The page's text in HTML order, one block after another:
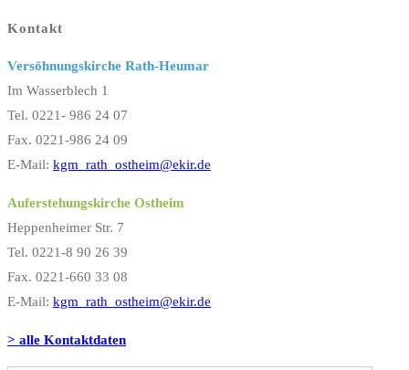
Kontakt
Versöhnungskirche Rath-Heumar
Im Wasserblech 1
Tel. 0221- 986 24 07
Fax. 0221-986 24 09
E-Mail: kgm_rath_ostheim@ekir.de
Auferstehungskirche Ostheim
Heppenheimer Str. 7
Tel. 0221-8 90 26 39
Fax. 0221-660 33 08
E-Mail: kgm_rath_ostheim@ekir.de
> alle Kontaktdaten